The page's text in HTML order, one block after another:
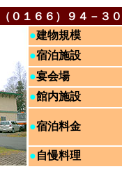
（０１６６）９４－３
●建物規模
●宿泊施設
●宴会場
●館内施設
●宿泊料金
●自慢料理